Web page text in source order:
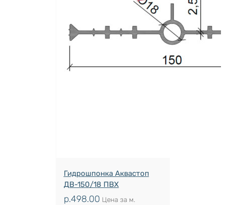
Гидрошпонка Аквастоп
ДВ-150/18 ПВХ
р.498.00 Цена за м.